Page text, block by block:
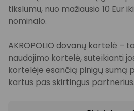
tikslumu, nuo mažiausio 10 Eur
nominalo.
AKROPOLIO dovanų kortelė –
naudojimo kortelė, suteikianti
kortelėje esančią pinigų sumą
kartus pas skirtingus partnerius.